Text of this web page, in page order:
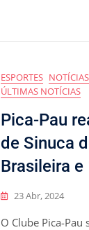
ESPORTES NOTÍCIAS
ÚLTIMAS NOTÍCIAS
Pica-Pau
de Sinuca
Brasileira e
23 Abr, 2024
O Clube Pica-Pau